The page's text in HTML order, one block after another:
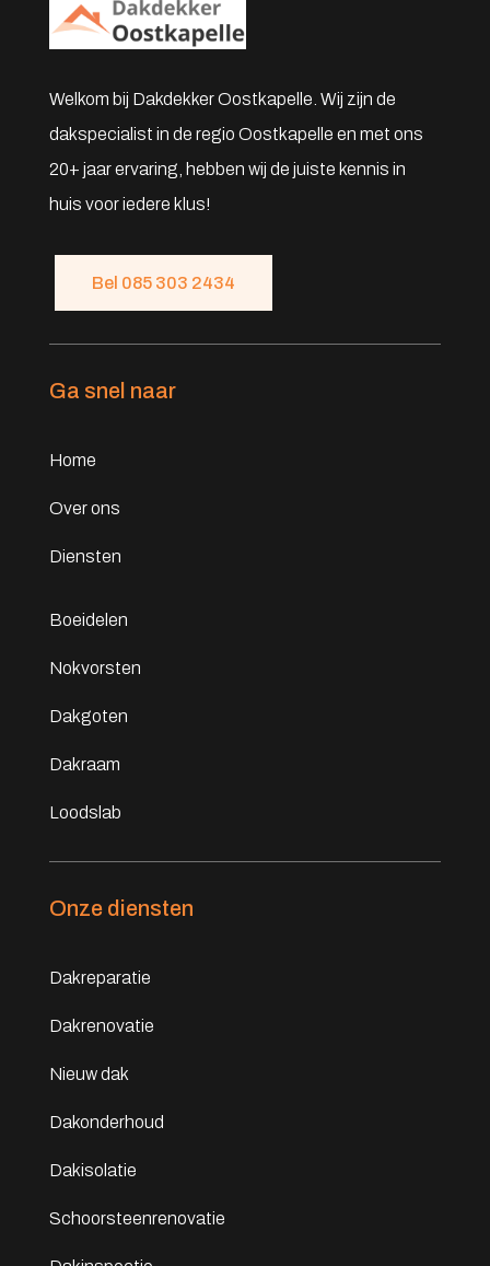
Welkom bij Dakdekker Oostkapelle. Wij zijn de
dakspecialist in de regio Oostkapelle en met ons
20+ jaar ervaring, hebben wij de juiste kennis in
huis voor iedere klus!
Bel 085 303 2434
Ga snel naar
Home
Over ons
Diensten
Boeidelen
Nokvorsten
Dakgoten
Dakraam
Loodslab
Onze diensten
Dakreparatie
Dakrenovatie
Nieuw dak
Dakonderhoud
Dakisolatie
Schoorsteenrenovatie